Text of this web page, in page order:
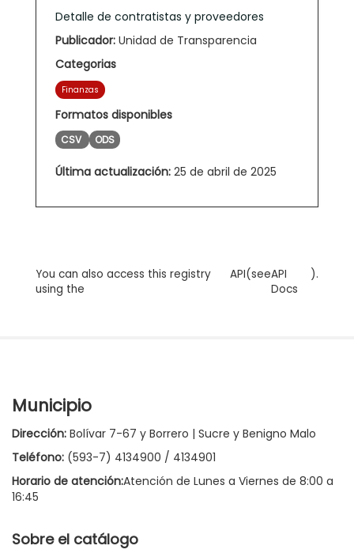
Detalle de contratistas y proveedores
Publicador: Unidad de Transparencia
Categorias
Finanzas
Formatos disponibles
CSV ODS
Última actualización: 25 de abril de 2025
You can also access this registry
using the
API(seeAPI
Docs
).
Municipio
Dirección: Bolívar 7-67 y Borrero | Sucre y Benigno Malo
Teléfono: (593-7) 4134900 / 4134901
Horario de atención:Atención de Lunes a Viernes de 8:00 a
16:45
Sobre el catálogo